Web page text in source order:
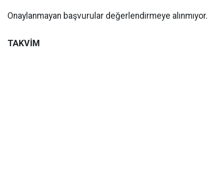
Onaylanmayan başvurular değerlendirmeye alınmıyor.
TAKVİM